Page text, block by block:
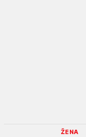
ŽENA